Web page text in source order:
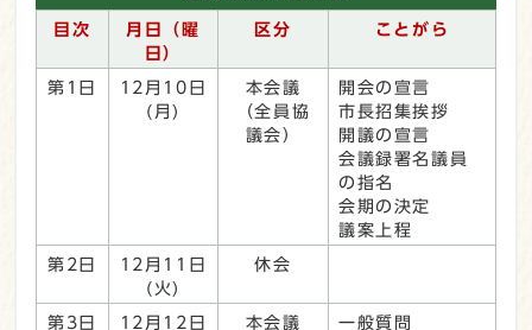
目次
月日（曜
日）
区分 ことがら
第1日
12月10日
(月)
本会議
（全員協
議会）
開会の宣言
市長招集挨拶
開議の宣言
会議録署名議員
の指名
会期の決定
議案上程
第2日
12月11日
(火)
休会
第3日
12月12日
本会議 一般質問